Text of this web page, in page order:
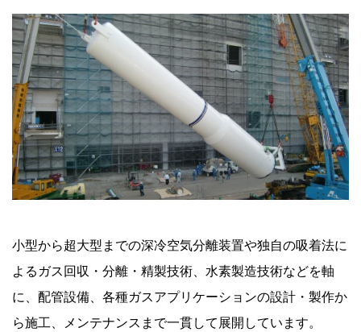
小型から超大型までの深冷空気分離装置や独自の吸着法に
よるガス回収・分離・精製技術、水素製造技術などを軸
に、配管設備、各種ガスアプリケーションの設計・製作か
ら施工、メンテナンスまで一貫して展開しています。